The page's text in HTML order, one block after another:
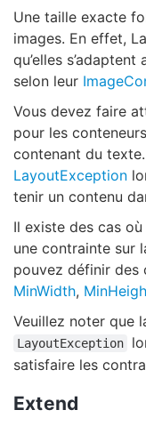
Une taille exacte
images. En effet,
qu’elles
selon leur
Vous devez faire
pour les
contenant du
LayoutException
tenir un contenu
Il existe des cas
une contrainte sur
pouvez définir des
MinWidth,
Veuillez noter que
LayoutException
satisfaire les
Extend